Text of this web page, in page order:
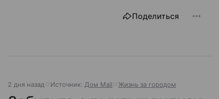
Поделиться
2 дня назад Источник: Дом Mail Жизнь за городом